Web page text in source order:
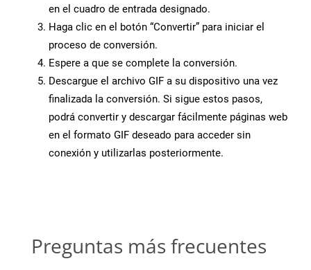
en el cuadro de entrada designado.
Haga clic en el botón “Convertir” para iniciar el
proceso de conversión.
Espere a que se complete la conversión.
Descargue el archivo GIF a su dispositivo una vez
finalizada la conversión. Si sigue estos pasos,
podrá convertir y descargar fácilmente páginas web
en el formato GIF deseado para acceder sin
conexión y utilizarlas posteriormente.
Preguntas más frecuentes